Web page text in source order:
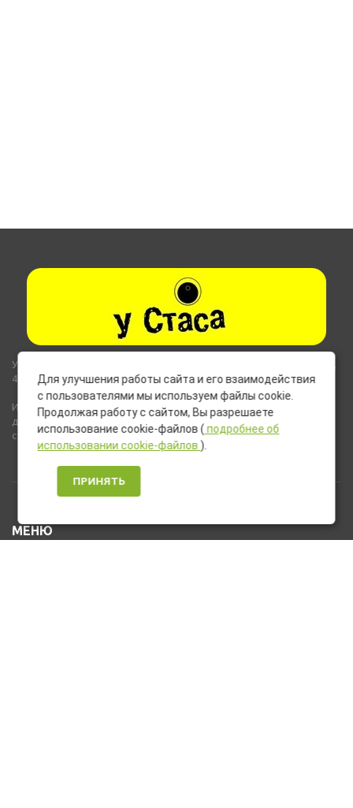
Указанные на сайте цены не являются публичной офертой (ст.435,
437 ГК РФ).
Используемые на сайте изображения товаров могут включать
дополнительное оборудование и компоненты, не входящие в
стандартную комплектацию товара.
МЕНЮ
Для улучшения работы сайта и его взаимодействия
с пользователями мы используем файлы cookie.
Продолжая работу с сайтом, Вы разрешаете
использование cookie-файлов ( подробнее об
использовании cookie-файлов ).
ПРИНЯТЬ